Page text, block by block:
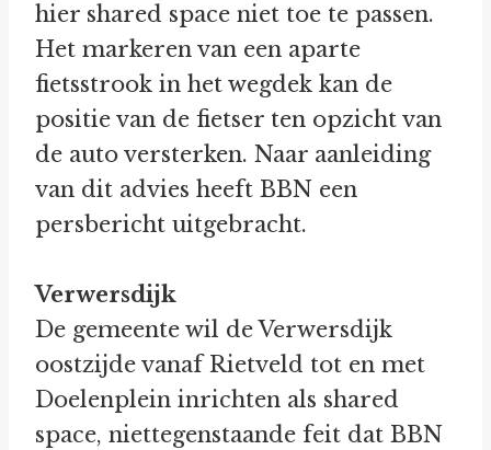
hier shared space niet toe te passen.
Het markeren van een aparte
fietsstrook in het wegdek kan de
positie van de fietser ten opzicht van
de auto versterken. Naar aanleiding
van dit advies heeft BBN een
persbericht uitgebracht.
Verwersdijk
De gemeente wil de Verwersdijk
oostzijde vanaf Rietveld tot en met
Doelenplein inrichten als shared
space, niettegenstaande feit dat BBN